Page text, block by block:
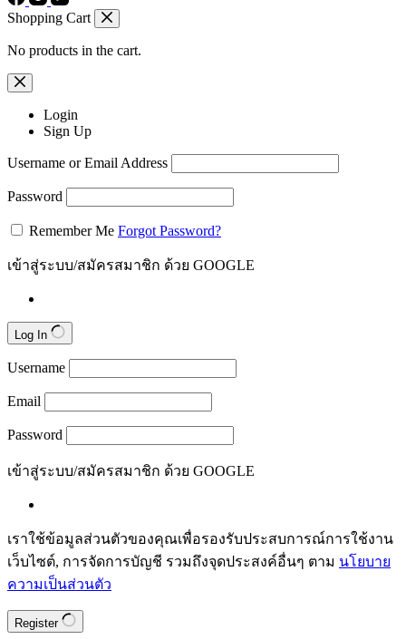
Shopping Cart
No products in the cart.
Login
Sign Up
Username or Email Address
Password
Remember Me Forgot Password?
เข้าสู่ระบบ/สมัครสมาชิก ด้วย GOOGLE
Log In
Username
Email
Password
เข้าสู่ระบบ/สมัครสมาชิก ด้วย GOOGLE
เราใช้ข้อมูลส่วนตัวของคุณเพื่อรองรับประสบการณ์การใช้งาน
เว็บไซต์, การจัดการบัญชี รวมถึงจุดประสงค์อื่นๆ ตาม นโยบาย
ความเป็นส่วนตัว
Register